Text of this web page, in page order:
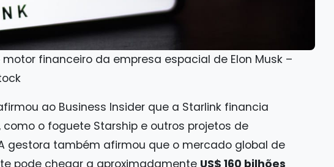
financeiro da empresa espacial de Elon Musk –
ao Business Insider que a Starlink financia
o foguete Starship e outros projetos de
gestora também afirmou que o mercado global de
pode chegar a aproximadamente US$ 160 bilhões